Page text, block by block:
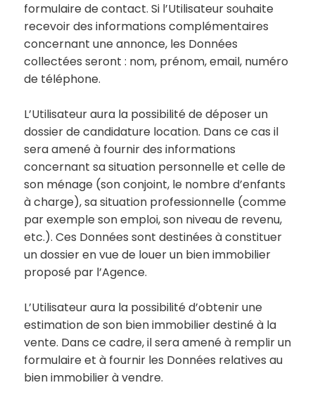
formulaire de contact. Si l’Utilisateur souhaite
recevoir des informations complémentaires
concernant une annonce, les Données
collectées seront : nom, prénom, email, numéro
de téléphone.
L’Utilisateur aura la possibilité de déposer un
dossier de candidature location. Dans ce cas il
sera amené à fournir des informations
concernant sa situation personnelle et celle de
son ménage (son conjoint, le nombre d’enfants
à charge), sa situation professionnelle (comme
par exemple son emploi, son niveau de revenu,
etc.). Ces Données sont destinées à constituer
un dossier en vue de louer un bien immobilier
proposé par l’Agence.
L’Utilisateur aura la possibilité d’obtenir une
estimation de son bien immobilier destiné à la
vente. Dans ce cadre, il sera amené à remplir un
formulaire et à fournir les Données relatives au
bien immobilier à vendre.